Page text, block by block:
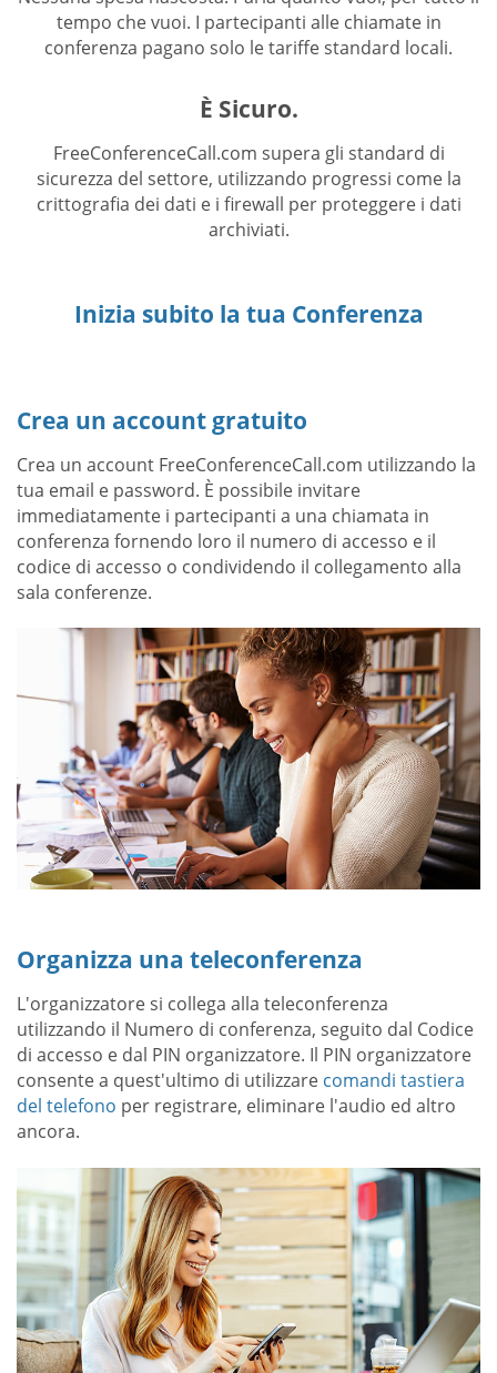
tempo che vuoi. I partecipanti alle chiamate in
conferenza pagano solo le tariffe standard locali.
È Sicuro.
FreeConferenceCall.com supera gli standard di
sicurezza del settore, utilizzando progressi come la
crittografia dei dati e i firewall per proteggere i dati
archiviati.
Inizia subito la tua Conferenza
Crea un account gratuito
Crea un account FreeConferenceCall.com utilizzando la
tua email e password. È possibile invitare
immediatamente i partecipanti a una chiamata in
conferenza fornendo loro il numero di accesso e il
codice di accesso o condividendo il collegamento alla
sala conferenze.
Organizza una teleconferenza
L'organizzatore si collega alla teleconferenza
utilizzando il Numero di conferenza, seguito dal Codice
di accesso e dal PIN organizzatore. Il PIN organizzatore
consente a quest'ultimo di utilizzare comandi tastiera
del telefono per registrare, eliminare l'audio ed altro
ancora.